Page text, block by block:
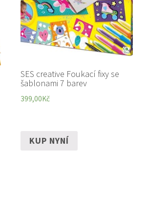
SES creative Foukací fixy se
šablonami 7 barev
399,00Kč
KUP NYNÍ